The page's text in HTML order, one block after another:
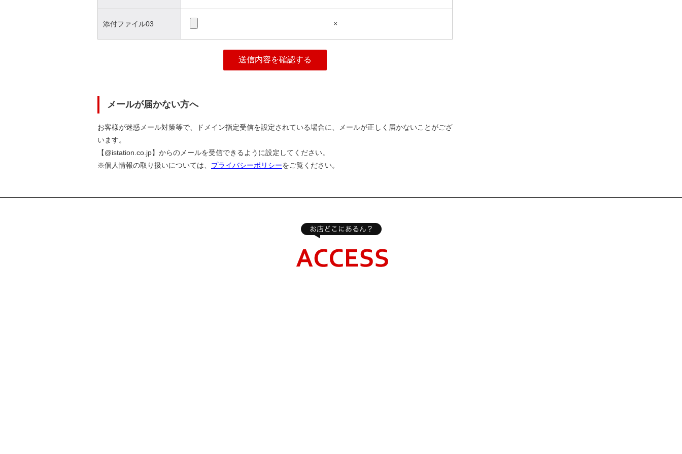
添付ファイル03 ×
メールが届かない方へ
お客様が迷惑メール対策等で、ドメイン指定受信を設定されている場合に、メールが正しく届かないことがござ
います。
【@istation.co.jp】からのメールを受信できるように設定してください。
※個人情報の取り扱いについては、 プライバシーポリシーをご覧ください。